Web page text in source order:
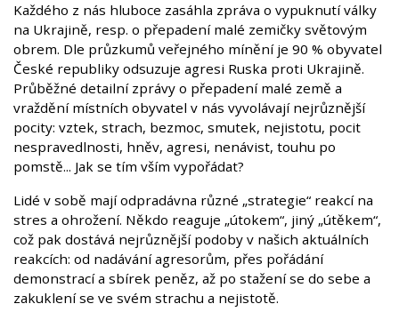
Každého z nás hluboce zasáhla zpráva o vypuknutí války
na Ukrajině, resp. o přepadení malé zemičky světovým
obrem. Dle průzkumů veřejného mínění je 90 % obyvatel
České republiky odsuzuje agresi Ruska proti Ukrajině.
Průběžné detailní zprávy o přepadení malé země a
vraždění místních obyvatel v nás vyvolávají nejrůznější
pocity: vztek, strach, bezmoc, smutek, nejistotu, pocit
nespravedlnosti, hněv, agresi, nenávist, touhu po
pomstě... Jak se tím vším vypořádat?
Lidé v sobě mají odpradávna různé „strategie“ reakcí na
stres a ohrožení. Někdo reaguje „útokem“, jiný „útěkem“,
což pak dostává nejrůznější podoby v našich aktuálních
reakcích: od nadávání agresorům, přes pořádání
demonstrací a sbírek peněz, až po stažení se do sebe a
zakuklení se ve svém strachu a nejistotě.